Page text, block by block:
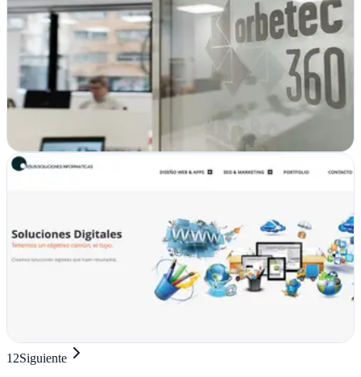
Pamplona, Navarra
Desde Pamplona, Orbetec360 impulsa negocios con estrategia
digital integral: posicionamiento, diseño y consultoría especializada
para empresas que quieren…
Ver fichacompleta
Orsus Solutions transforma negocios pamploneses con estrategia
digital integral: web moderna y marketing que genera resultados
Ver ficha
1 2Siguiente